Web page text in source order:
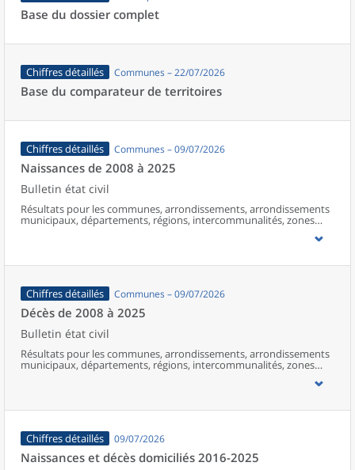
Base du dossier complet
Chiffres détaillés Communes – 22/07/2026
Base du comparateur de territoires
Chiffres détaillés Communes – 09/07/2026
Naissances de 2008 à 2025
Bulletin état civil
Résultats pour les communes, arrondissements, arrondissements
municipaux, départements, régions, intercommunalités, zones
d’emploi, bassins de vie, unités urbaines et aires d’attraction des
Chiffres détaillés Communes – 09/07/2026
Décès de 2008 à 2025
Bulletin état civil
Résultats pour les communes, arrondissements, arrondissements
municipaux, départements, régions, intercommunalités, zones
d’emploi, bassins de vie, unités urbaines et aires d’attraction des
Chiffres détaillés 09/07/2026
Naissances et décès domiciliés 2016-2025